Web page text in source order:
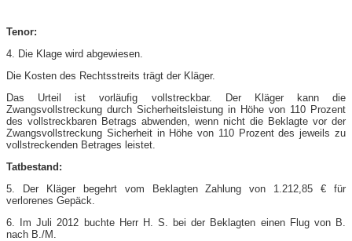
Tenor:
4. Die Klage wird abgewiesen.
Die Kosten des Rechtsstreits trägt der Kläger.
Das Urteil ist vorläufig vollstreckbar. Der Kläger kann die
Zwangsvollstreckung durch Sicherheitsleistung in Höhe von 110 Prozent
des vollstreckbaren Betrags abwenden, wenn nicht die Beklagte vor der
Zwangsvollstreckung Sicherheit in Höhe von 110 Prozent des jeweils zu
vollstreckenden Betrages leistet.
Tatbestand:
5. Der Kläger begehrt vom Beklagten Zahlung von 1.212,85 € für
verlorenes Gepäck.
6. Im Juli 2012 buchte Herr H. S. bei der Beklagten einen Flug von B.
nach B./M.